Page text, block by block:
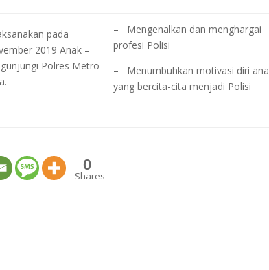
pada
2019 Anak –
Polres Metro
– Mengenalkan dan menghargai
profesi Polisi
– Menumbuhkan motivasi diri
yang bercita-cita menjadi Polisi
0
Shares